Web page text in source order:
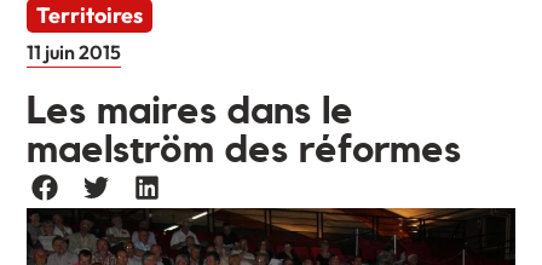
Territoires
11 juin 2015
Les maires dans le
maelström des réformes